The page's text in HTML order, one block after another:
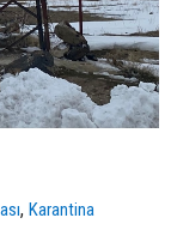
,Karantina